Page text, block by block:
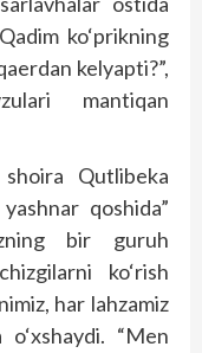
ko‘prikning
kelyapti?”,
mantiqan
Qutlibeka
qoshida”
bir guruh
ko‘rish
har lahzamiz
“Men